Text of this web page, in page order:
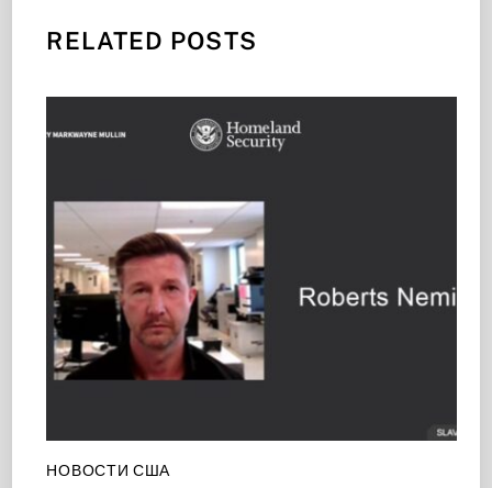
RELATED POSTS
НОВОСТИ США